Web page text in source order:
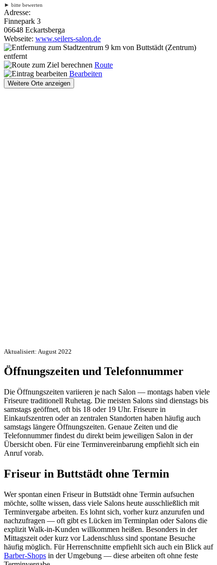
► bitte bewerten
Adresse:
Finnepark 3
06648 Eckartsberga
Webseite: www.seilers-salon.de
9 km von Buttstädt (Zentrum)
entfernt
Route
Bearbeiten
Weitere Orte anzeigen
Aktualisiert: August 2022
Öffnungszeiten und Telefonnummer
Die Öffnungszeiten variieren je nach Salon — montags haben viele
Friseure traditionell Ruhetag. Die meisten Salons sind dienstags bis
samstags geöffnet, oft bis 18 oder 19 Uhr. Friseure in
Einkaufszentren oder an zentralen Standorten haben häufig auch
samstags längere Öffnungszeiten. Genaue Zeiten und die
Telefonnummer findest du direkt beim jeweiligen Salon in der
Übersicht oben. Für eine Terminvereinbarung empfiehlt sich ein
Anruf vorab.
Friseur in Buttstädt ohne Termin
Wer spontan einen Friseur in Buttstädt ohne Termin aufsuchen
möchte, sollte wissen, dass viele Salons heute ausschließlich mit
Terminvergabe arbeiten. Es lohnt sich, vorher kurz anzurufen und
nachzufragen — oft gibt es Lücken im Terminplan oder Salons die
explizit Walk-in-Kunden willkommen heißen. Besonders in der
Mittagszeit oder kurz vor Ladenschluss sind spontane Besuche
häufig möglich. Für Herrenschnitte empfiehlt sich auch ein Blick auf
Barber-Shops in der Umgebung — diese arbeiten oft ohne feste